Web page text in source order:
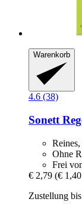
Warenkorb
4.6 (38)
Sonett
Ohne
Frei
€ 2,79 (€
Zustellung